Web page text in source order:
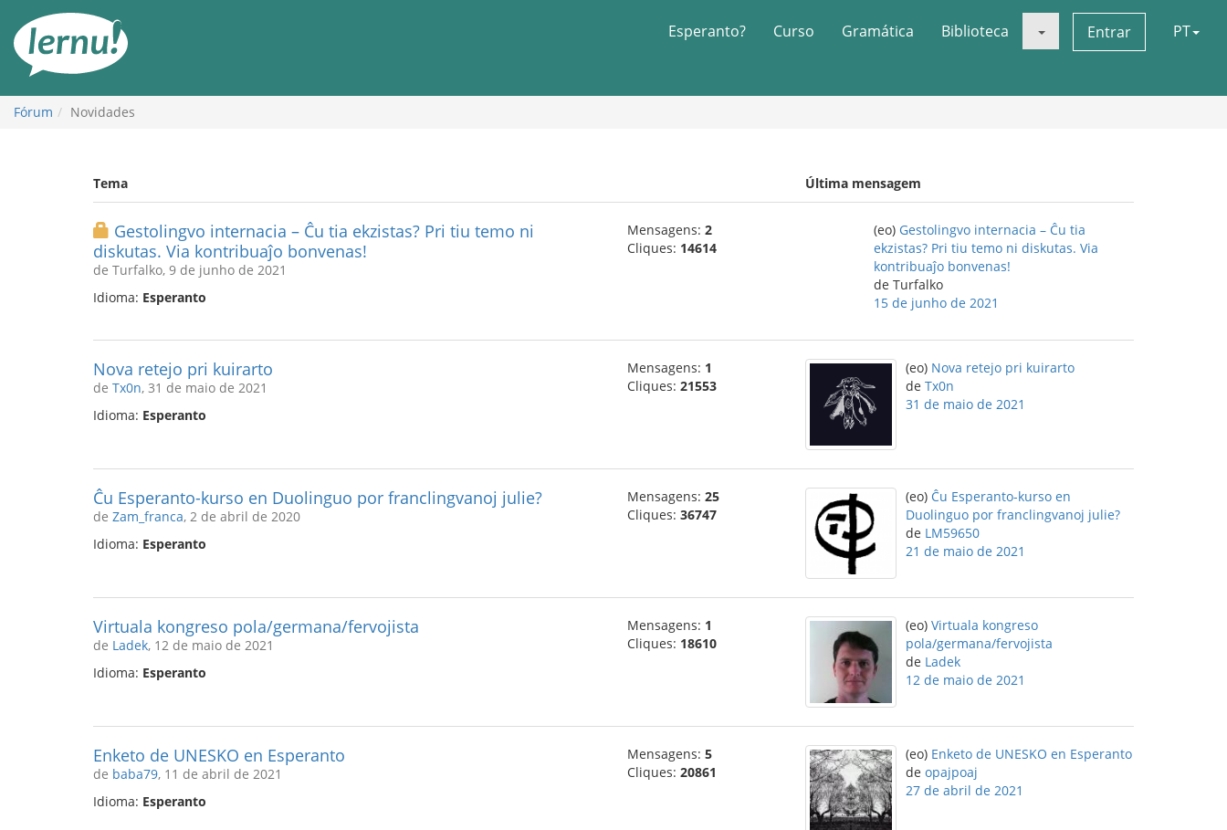
conteúdo
Esperanto? Curso Gramática Biblioteca Entrar PT
Fórum Novidades
Tema Última mensagem
Gestolingvo internacia – Ĉu tia ekzistas? Pri tiu temo ni
diskutas. Via kontribuaĵo bonvenas!
de Turfalko, 9 de junho de 2021
Idioma: Esperanto
Mensagens: 2
Cliques: 14614
(eo) Gestolingvo internacia – Ĉu tia
ekzistas? Pri tiu temo ni diskutas. Via
kontribuaĵo bonvenas!
de Turfalko
15 de junho de 2021
Nova retejo pri kuirarto
de Tx0n, 31 de maio de 2021
Idioma: Esperanto
Mensagens: 1
Cliques: 21553
(eo) Nova retejo pri kuirarto
de Tx0n
31 de maio de 2021
Ĉu Esperanto-kurso en Duolinguo por franclingvanoj julie?
de Zam_franca, 2 de abril de 2020
Idioma: Esperanto
Mensagens: 25
Cliques: 36747
(eo) Ĉu Esperanto-kurso en
Duolinguo por franclingvanoj julie?
de LM59650
21 de maio de 2021
Virtuala kongreso pola/germana/fervojista
de Ladek, 12 de maio de 2021
Idioma: Esperanto
Mensagens: 1
Cliques: 18610
(eo) Virtuala kongreso
pola/germana/fervojista
de Ladek
12 de maio de 2021
Enketo de UNESKO en Esperanto
de baba79, 11 de abril de 2021
Idioma: Esperanto
Mensagens: 5
Cliques: 20861
(eo) Enketo de UNESKO en Esperanto
de opajpoaj
27 de abril de 2021